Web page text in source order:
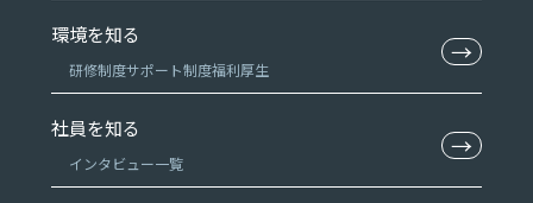
環境を知る
研修制度サポート制度福利厚生
→
社員を知る
インタビュー一覧
→